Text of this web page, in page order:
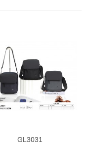
GL3031